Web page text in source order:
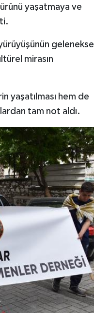
yaşatmaya ve
geleneksel
mirasın
yaşatılması hem de
tam not aldı.